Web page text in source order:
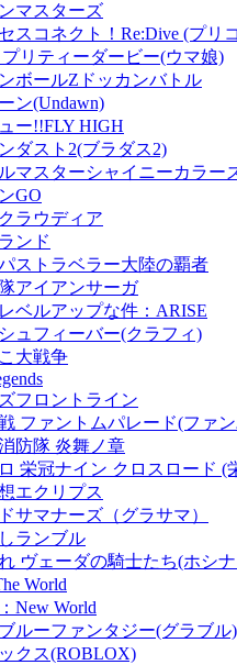
マスターズ
スコネクト！Re:Dive (プリ
プリティーダービー(ウマ娘)
ボールZドッカンバトル
ン(Undawn)
ー!!FLY HIGH
ダスト2(ブラダス2)
マスターシャイニーカラー
GO
ラウディア
ンド
ストラベラー大陸の覇者
アイアンサーガ
ベルアップな件：ARISE
ュフィーバー(クラフィ)
大戦争
フロントライン
ファントムパレード(ファ
防隊 炎舞ノ章
栄冠ナイン クロスロード (
エクリプス
サマナーズ（グラサマ）
ランブル
ヴェーダの騎士たち(ホシ
World
New World
ルーファンタジー(グラブル)
クス(ROBLOX)